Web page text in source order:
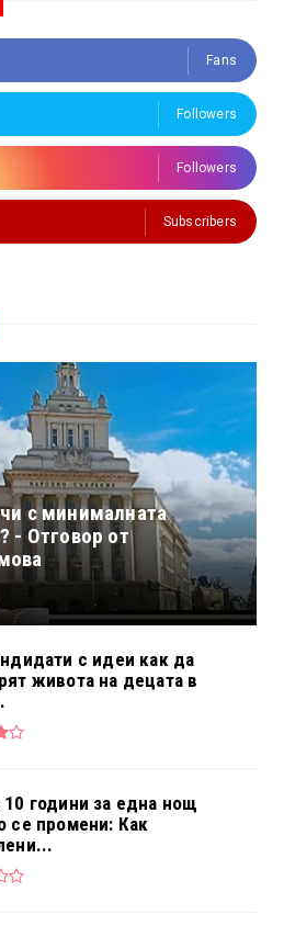
Fans
Followers
Followers
Subscribers
с минималната
- Отговор от
с идеи как да
живота на децата в
години за една нощ
се промени: Как